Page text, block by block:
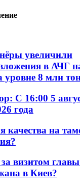
увеличили
в АЧГ
уровне 8 млн
С 16:00 5
года
качества на
за визитом
в Киев?